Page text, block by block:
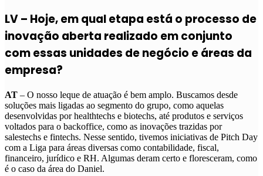
LV – Hoje, em qual etapa está o processo de
inovação aberta realizado em conjunto
com essas unidades de negócio e áreas da
empresa?
AT – O nosso leque de atuação é bem amplo. Buscamos desde
soluções mais ligadas ao segmento do grupo, como aquelas
desenvolvidas por healthtechs e biotechs, até produtos e serviços
voltados para o backoffice, como as inovações trazidas por
salestechs e fintechs. Nesse sentido, tivemos iniciativas de Pitch Day
com a Liga para áreas diversas como contabilidade, fiscal,
financeiro, jurídico e RH. Algumas deram certo e floresceram, como
é o caso da área do Daniel.